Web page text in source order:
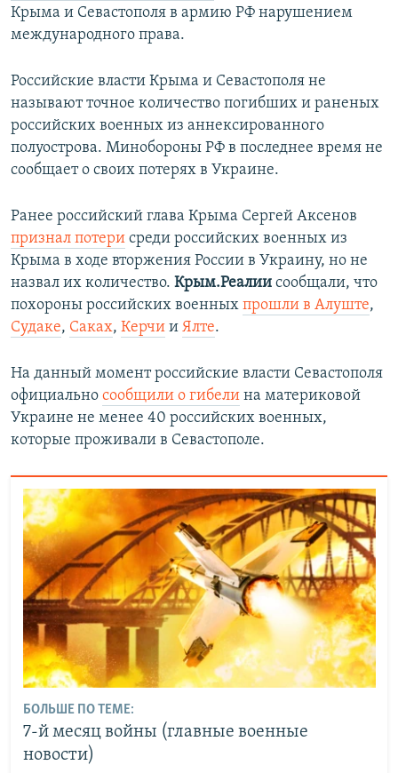
Крыма и Севастополя в армию РФ нарушением
международного права.
Российские власти Крыма и Севастополя не
называют точное количество погибших и раненых
российских военных из аннексированного
полуострова. Минобороны РФ в последнее время не
сообщает о своих потерях в Украине.
Ранее российский глава Крыма Сергей Аксенов
признал потери среди российских военных из
Крыма в ходе вторжения России в Украину, но не
назвал их количество. Крым.Реалии сообщали, что
похороны российских военных прошли в Алуште,
Судаке, Саках, Керчи и Ялте.
На данный момент российские власти Севастополя
официально сообщили о гибели на материковой
Украине не менее 40 российских военных,
которые проживали в Севастополе.
БОЛЬШЕ ПО ТЕМЕ:
7-й месяц войны (главные военные
новости)